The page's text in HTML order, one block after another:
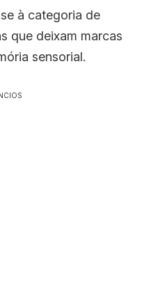
à categoria de
que deixam marcas
sensorial.